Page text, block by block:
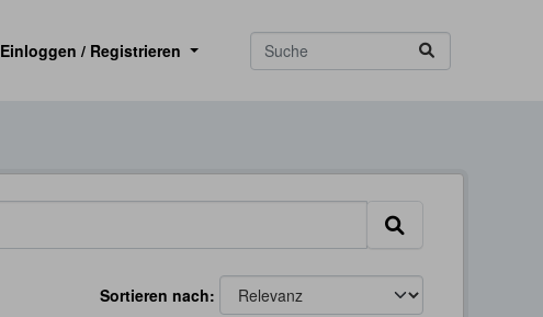
Einloggen / Registrieren
Sortieren nach